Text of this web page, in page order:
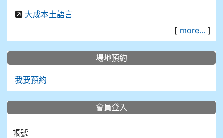
大成本土語言
[ more... ]
場地預約
我要預約
會員登入
帳號